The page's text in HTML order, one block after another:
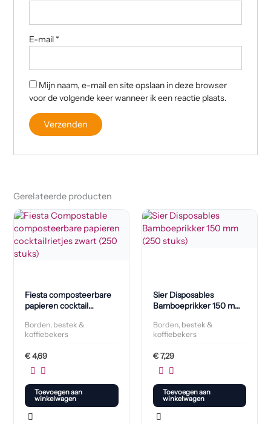
E-mail *
Mijn naam, e-mail en site opslaan in deze browser
voor de volgende keer wanneer ik een reactie plaats.
Gerelateerde producten
Fiesta composteerbare
papieren cocktail
stuks)
Borden, bestek &
koffiebekers
€4,69
Toevoegen aan
winkelwagen
Sier Disposables
Bamboeprikker 150 mm
Borden, bestek &
koffiebekers
€7,29
Toevoegen aan
winkelwagen